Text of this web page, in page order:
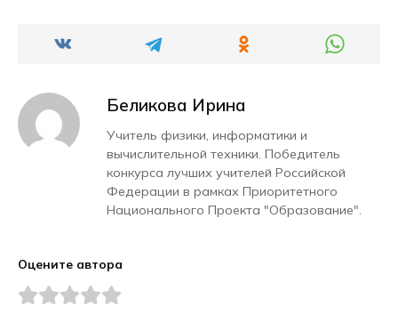
Беликова Ирина
Учитель физики, информатики и
вычислительной техники. Победитель
конкурса лучших учителей Российской
Федерации в рамках Приоритетного
Национального Проекта "Образование".
Оцените автора